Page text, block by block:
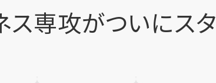
ス専攻がついにスタ